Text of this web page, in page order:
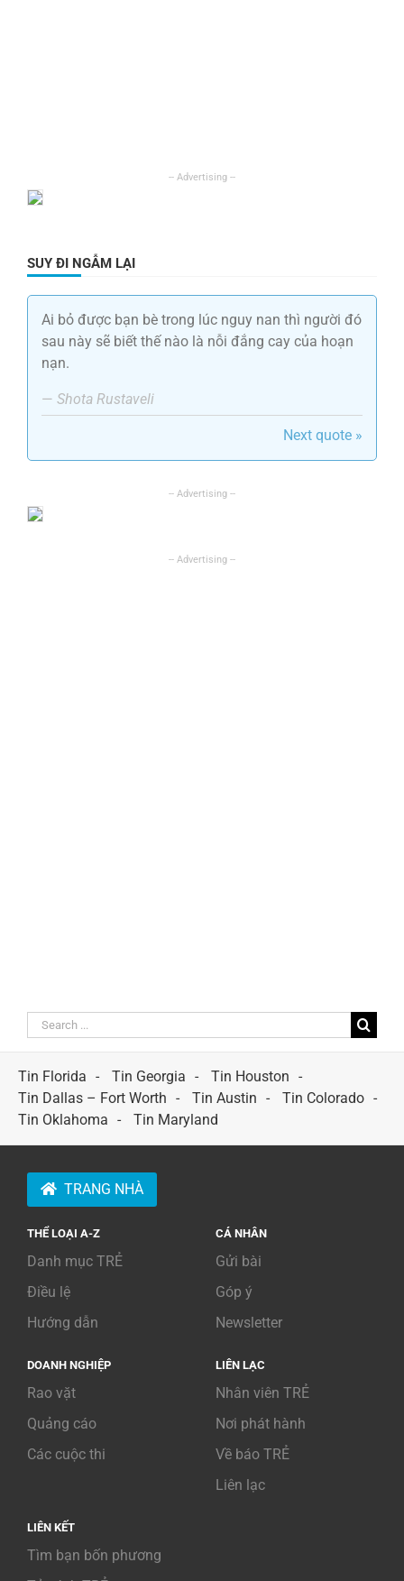
SUY ĐI NGẪM LẠI
Ai bỏ được bạn bè trong lúc nguy nan thì người đó
sau này sẽ biết thế nào là nỗi đắng cay của hoạn
nạn.
— Shota Rustaveli
Next quote »
Search
for:
Tin Florida
Tin Georgia
Tin Houston
Tin Dallas – Fort Worth
Tin Austin
Tin Colorado
Tin Oklahoma
Tin Maryland
TRANG NHÀ
THỂ LOẠI A-Z
Danh mục TRẺ
Điều lệ
Hướng dẫn
CÁ NHÂN
Gửi bài
Góp ý
Newsletter
DOANH NGHIỆP
Rao vặt
Quảng cáo
Các cuộc thi
LIÊN LẠC
Nhân viên TRẺ
Nơi phát hành
Về báo TRẺ
Liên lạc
LIÊN KẾT
Tìm bạn bốn phương